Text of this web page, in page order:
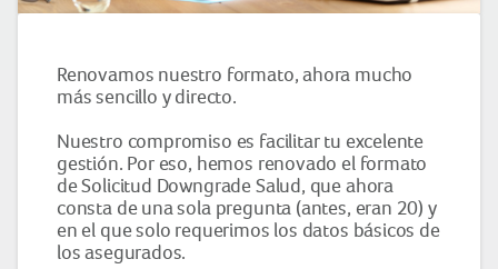
Renovamos nuestro formato, ahora mucho
más sencillo y directo.
Nuestro compromiso es facilitar tu excelente
gestión. Por eso, hemos renovado el formato
de Solicitud Downgrade Salud, que ahora
consta de una sola pregunta (antes, eran 20) y
en el que solo requerimos los datos básicos de
los asegurados.